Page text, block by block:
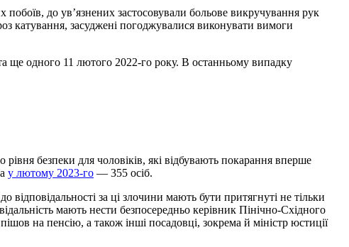
до ув’язнених застосовували больове викручування рук
катування, засуджені погоджувалися виконувати вимоги
ще одного 11 лютого 2022-го року. В останньому випадку
безпеки для чоловіків, які відбувають покарання вперше
у лютому 2023-го — 355 осіб.
відповідальності за ці злочини мають бути притягнуті не тільки
мають нести безпосередньо керівник Пінічно-Східного
на пенсію, а також інші посадовці, зокрема й міністр юстиції